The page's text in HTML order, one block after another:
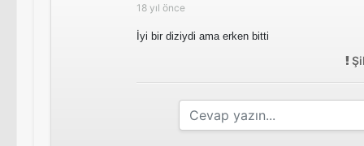
18 yıl önce
İyi bir diziydi ama erken bitti